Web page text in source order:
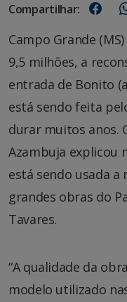
Compartilhar:
Campo Grande
9,5 milhões, a
entrada de Bonito
está sendo feita
durar muitos anos.
Azambuja explicou
está sendo usada a
grandes obras do
Tavares.
“A qualidade da
modelo utilizado